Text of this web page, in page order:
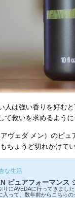
人は強い香りを好む
て救いを求めるよう
ヴェダ メン）のピ
ちょうど切れかけて
な生活
ピュアフォーマンス
りにAVEDAに行ってきまし
入って、数年前からこちらの